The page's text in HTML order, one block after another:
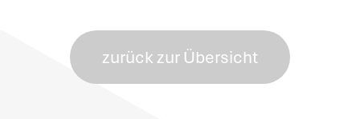
zurück zur Übersicht